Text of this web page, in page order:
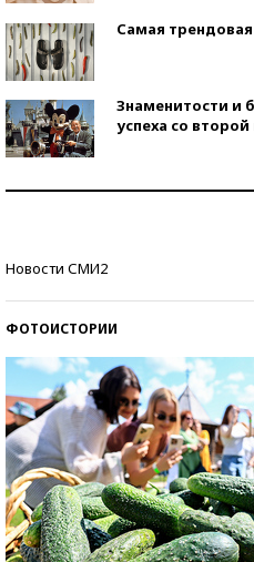
Самая трендовая
Знаменитости и
успеха со
Новости СМИ2
ФОТОИСТОРИИ